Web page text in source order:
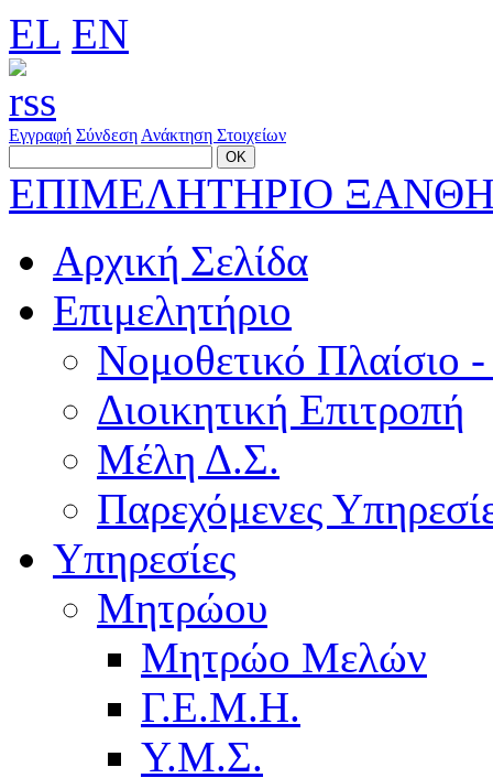
EL EN
Εγγραφή Σύνδεση Ανάκτηση Στοιχείων
ΕΠΙΜΕΛΗΤΗΡΙΟ
Αρχική Σελίδα
Επιμελητήριο
Νομοθετικό Πλαίσιο
Διοικητική Επιτροπή
Μέλη Δ.Σ.
Παρεχόμενες
Υπηρεσίες
Μητρώου
Μητρώο Μελών
Γ.Ε.Μ.Η.
Υ.Μ.Σ.